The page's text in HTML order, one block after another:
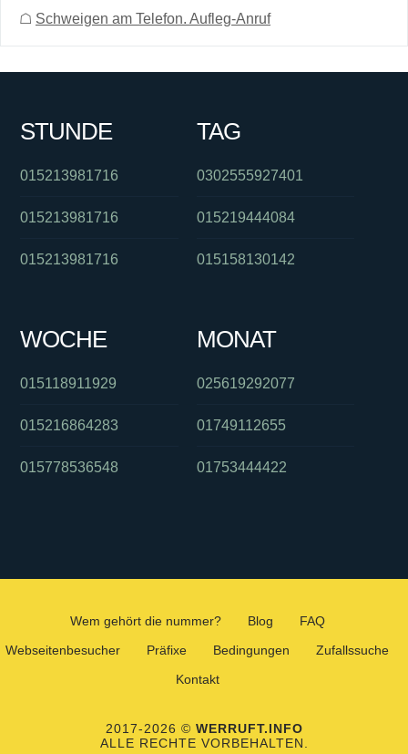
☖ Schweigen am Telefon. Aufleg-Anruf
STUNDE
015213981716
015213981716
015213981716
TAG
0302555927401
015219444084
015158130142
WOCHE
015118911929
015216864283
015778536548
MONAT
025619292077
01749112655
01753444422
Wem gehört die nummer? Blog
FAQ
Webseitenbesucher
Präfixe Bedingungen
Zufallssuche
Kontakt
2017-2026 © WERRUFT.INFO
ALLE RECHTE VORBEHALTEN.